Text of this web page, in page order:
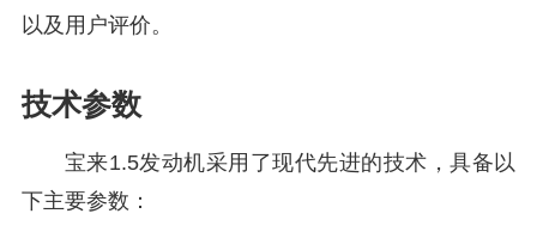
以及用户评价。
技术参数
宝来1.5发动机采用了现代先进的技术，具备以
下主要参数：